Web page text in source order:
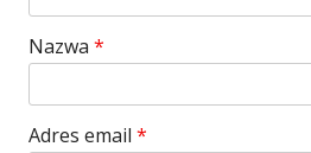
Nazwa *
Adres email *